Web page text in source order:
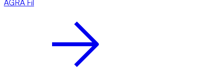
AGRA Fil